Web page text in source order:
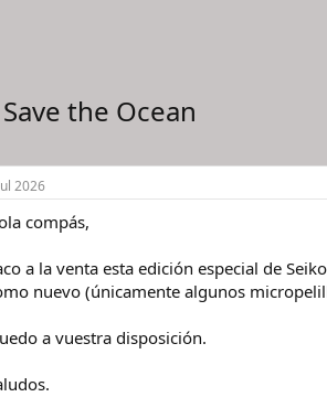
the Ocean
2026
compás,
a la venta esta edición especial de
nuevo (únicamente algunos
a vuestra disposición.